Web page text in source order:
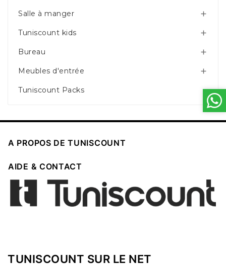
Salle à manger 
Tuniscount kids 
Bureau 
Meubles d'entrée 
Tuniscount Packs
A PROPOS DE TUNISCOUNT
AIDE & CONTACT
TUNISCOUNT SUR LE NET